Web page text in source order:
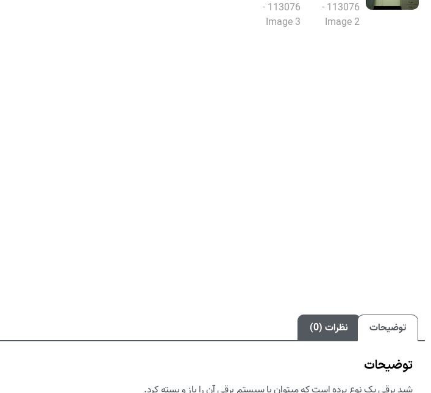
توضیحات نظرات (0)
توضیحات
شید برقی یک نوع پرده است که میتوان با سیستم برقی آن را باز و بسته کرد.